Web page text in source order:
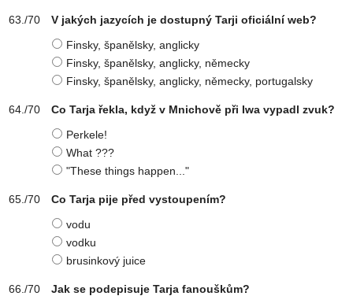
V jakých jazycích je dostupný Tarji oficiální web?
Finsky, španělsky, anglicky
Finsky, španělsky, anglicky, německy
Finsky, španělsky, anglicky, německy, portugalsky
Co Tarja řekla, když v Mnichově při Iwa vypadl zvuk?
Perkele!
What ???
"These things happen..."
Co Tarja pije před vystoupením?
vodu
vodku
brusinkový juice
Jak se podepisuje Tarja fanouškům?